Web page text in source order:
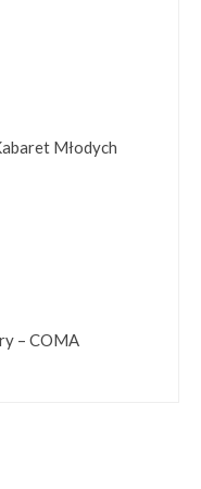
Młodych
– COMA